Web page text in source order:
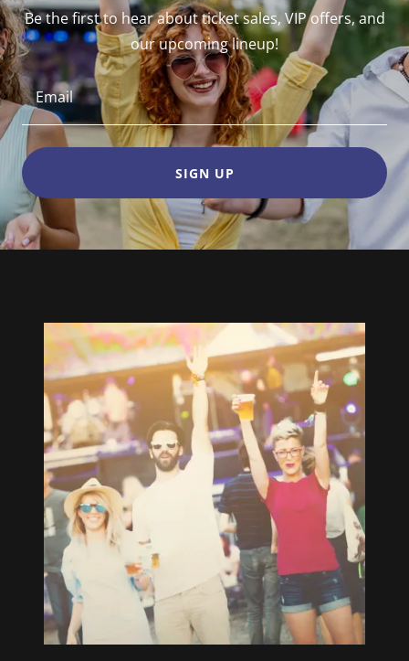
Be the first to hear about ticket sales, VIP offers, and
our upcoming lineup!
Email
SIGN UP